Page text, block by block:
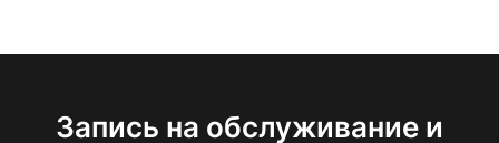
Запись на обслуживание и